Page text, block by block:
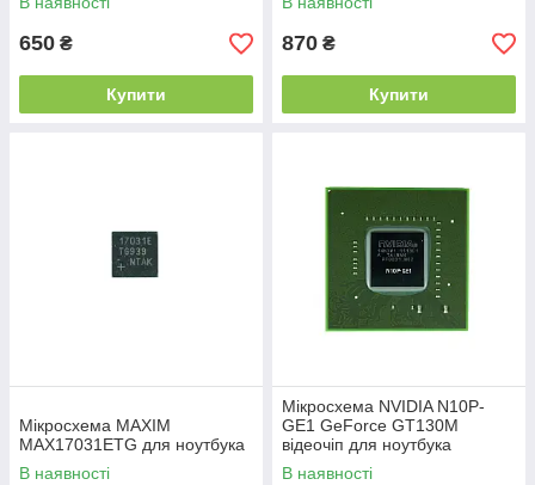
650 ₴
Купити
870 ₴
Купити
Мікросхема MAXIM
MAX17031ETG для ноутбука
В наявності
Мікросхема NVIDIA N10P-
GE1 GeForce GT130M
відеочіп для ноутбука
В наявності